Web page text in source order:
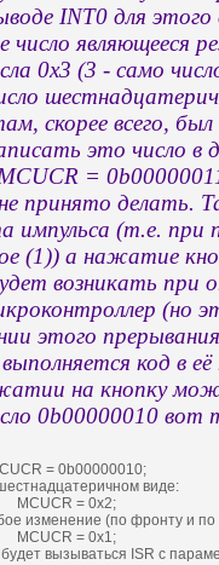
INT0 для
являющееся
0x3 (3 - само
скорее всего,
это число в
=
принято делать.
(т.е. при
(1)) а нажатие
возникать при
(но
этого
код в
на кнопку
0b00000010 вот
= 0b00000010;
виде:
MCUCR = 0x2;
изменение (по фронту и по
MCUCR = 0x1;
вызываться ISR с